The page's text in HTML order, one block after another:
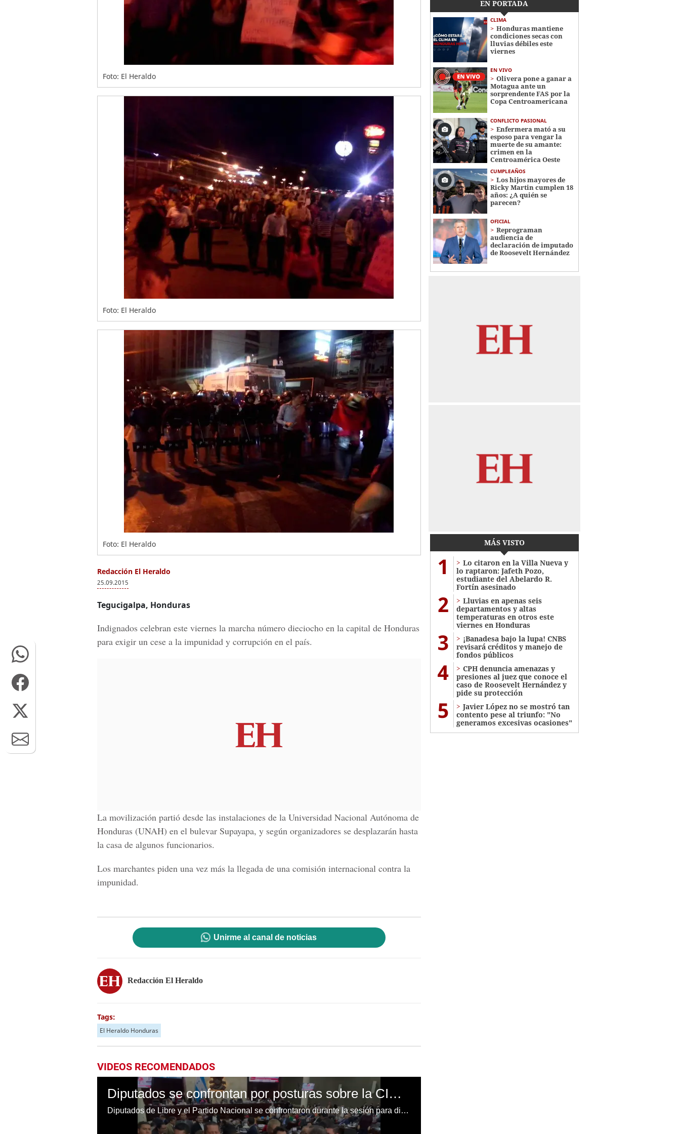
Foto: El Heraldo
Foto: El Heraldo
Foto: El Heraldo
Redacción El Heraldo
25.09.2015
Tegucigalpa, Honduras
Indignados celebran este viernes la marcha número dieciocho en la capital de Honduras
para exigir un cese a la impunidad y corrupción en el país.
La movilización partió desde las instalaciones de la Universidad Nacional Autónoma de
Honduras (UNAH) en el bulevar Supayapa, y según organizadores se desplazarán hasta
la casa de algunos funcionarios.
Los marchantes piden una vez más la llegada de una comisión internacional contra la
impunidad.
Unirme al canal de noticias
Redacción El Heraldo
Tags:
El Heraldo Honduras
VIDEOS RECOMENDADOS
Diputados se confrontan por posturas sobre la CICIH
Diputados de Libre y el Partido Nacional se confrontaron durante la sesión para discutir el presupuesto general 2023 y la llegada de la CICIH
EN PORTADA
CLIMA
Honduras mantiene
condiciones secas con
lluvias débiles este
viernes
EN VIVO
Olivera pone a ganar a
Motagua ante un
sorprendente FAS por la
Copa Centroamericana
CONFLICTO PASIONAL
Enfermera mató a su
esposo para vengar la
muerte de su amante:
crimen en la
Centroamérica Oeste
CUMPLEAÑOS
Los hijos mayores de
Ricky Martin cumplen 18
años: ¿A quién se
parecen?
OFICIAL
Reprograman
audiencia de
declaración de imputado
de Roosevelt Hernández
MÁS VISTO
1
Lo citaron en la Villa Nueva y
lo raptaron: Jafeth Pozo,
estudiante del Abelardo R.
Fortín asesinado
2
Lluvias en apenas seis
departamentos y altas
temperaturas en otros este
viernes en Honduras
3
¡Banadesa bajo la lupa! CNBS
revisará créditos y manejo de
fondos públicos
4
CPH denuncia amenazas y
presiones al juez que conoce el
caso de Roosevelt Hernández y
pide su protección
5
Javier López no se mostró tan
contento pese al triunfo: "No
generamos excesivas ocasiones"